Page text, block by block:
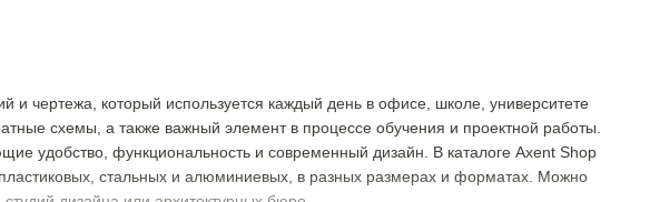
чертежа, который используется каждый день в офисе, школе, университете
схемы, а также важный элемент в процессе обучения и проектной работы.
удобство, функциональность и современный дизайн. В каталоге Axent Shop
стальных и алюминиевых, в разных размерах и форматах. Можно